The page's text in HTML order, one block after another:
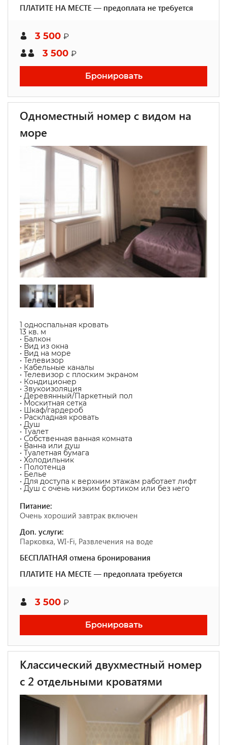
ПЛАТИТЕ НА МЕСТЕ — предоплата не требуется
3 500 ₽
3 500 ₽
Бронировать
Одноместный номер с видом на
море
1 односпальная кровать
13 кв. м
• Балкон
• Вид из окна
• Вид на море
• Телевизор
• Кабельные каналы
• Телевизор с плоским экраном
• Кондиционер
• Звукоизоляция
• Деревянный/Паркетный пол
• Москитная сетка
• Шкаф/гардероб
• Раскладная кровать
• Душ
• Туалет
• Собственная ванная комната
• Ванна или душ
• Туалетная бумага
• Холодильник
• Полотенца
• Белье
• Для доступа к верхним этажам работает лифт
• Душ с очень низким бортиком или без него
Питание:
Очень хороший завтрак включен
Доп. услуги:
Парковка, WI-Fi, Развлечения на воде
БЕСПЛАТНАЯ отмена бронирования
ПЛАТИТЕ НА МЕСТЕ — предоплата требуется
3 500 ₽
Бронировать
Классический двухместный номер
с 2 отдельными кроватями